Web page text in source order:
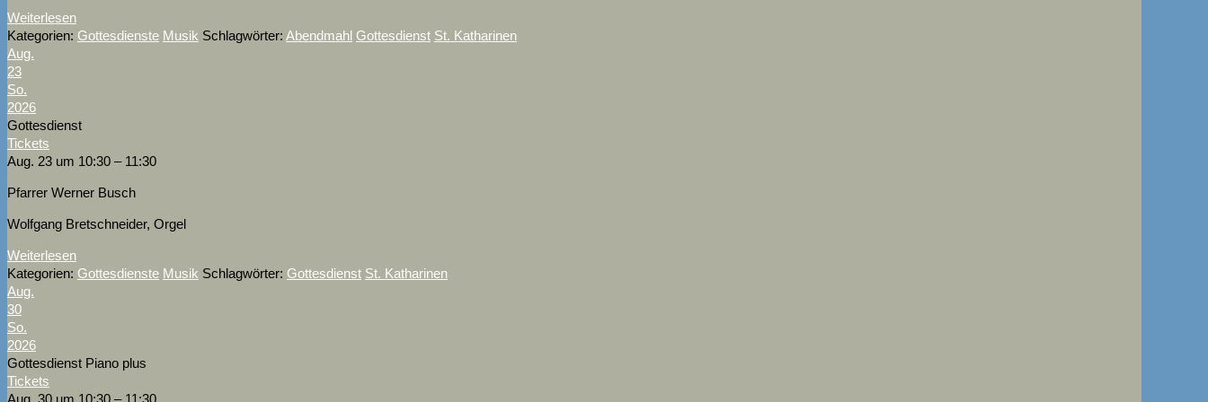
Weiterlesen
Kategorien: Gottesdienste Musik Schlagwörter: Abendmahl Gottesdienst St. Katharinen
Aug.
23
So.
2026
Gottesdienst
Tickets
Aug. 23 um 10:30 – 11:30
Pfarrer Werner Busch
Wolfgang Bretschneider, Orgel
Weiterlesen
Kategorien: Gottesdienste Musik Schlagwörter: Gottesdienst St. Katharinen
Aug.
30
So.
2026
Gottesdienst Piano plus
Tickets